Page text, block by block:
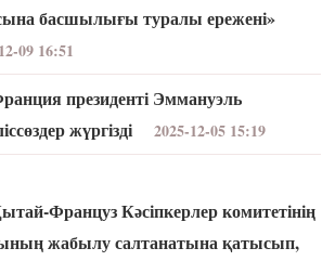
басшылығы туралы ережені»
09 16:51
президенті Эммануэль
жүргізді
2025-12-05 15:19
Француз Кәсіпкерлер комитетінің
жабылу салтанатына қатысып,